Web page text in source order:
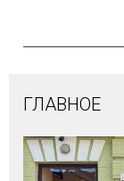
ГЛАВНОЕ